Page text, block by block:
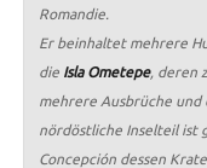
Romandie.
Er beinhaltet mehrere
die Isla Ometepe, deren
mehrere Ausbrüche und
nördöstliche Inselteil ist
Concepción dessen